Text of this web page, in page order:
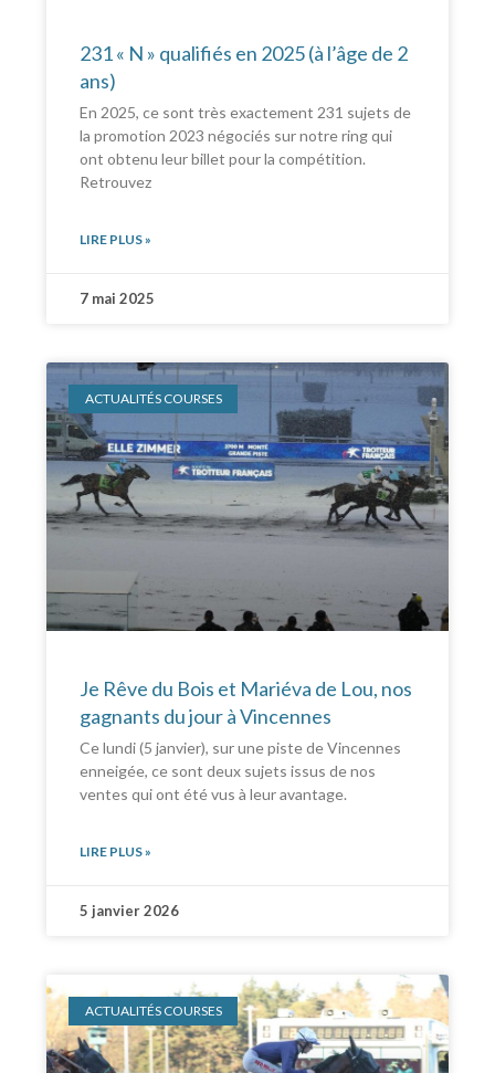
231 « N » qualifiés en 2025 (à l’âge de 2
ans)
En 2025, ce sont très exactement 231 sujets de
la promotion 2023 négociés sur notre ring qui
ont obtenu leur billet pour la compétition.
Retrouvez
LIRE PLUS »
7 mai 2025
ACTUALITÉS COURSES
Je Rêve du Bois et Mariéva de Lou, nos
gagnants du jour à Vincennes
Ce lundi (5 janvier), sur une piste de Vincennes
enneigée, ce sont deux sujets issus de nos
ventes qui ont été vus à leur avantage.
LIRE PLUS »
5 janvier 2026
ACTUALITÉS COURSES